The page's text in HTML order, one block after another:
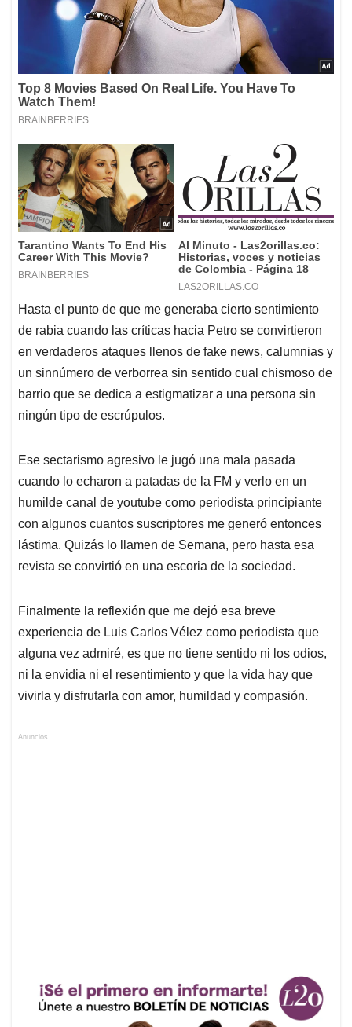
Hasta el punto de que me generaba cierto sentimiento
de rabia cuando las críticas hacia Petro se convirtieron
en verdaderos ataques llenos de fake news, calumnias y
un sinnúmero de verborrea sin sentido cual chismoso de
barrio que se dedica a estigmatizar a una persona sin
ningún tipo de escrúpulos.
Ese sectarismo agresivo le jugó una mala pasada
cuando lo echaron a patadas de la FM y verlo en un
humilde canal de youtube como periodista principiante
con algunos cuantos suscriptores me generó entonces
lástima. Quizás lo llamen de Semana, pero hasta esa
revista se convirtió en una escoria de la sociedad.
Finalmente la reflexión que me dejó esa breve
experiencia de Luis Carlos Vélez como periodista que
alguna vez admiré, es que no tiene sentido ni los odios,
ni la envidia ni el resentimiento y que la vida hay que
vivirla y disfrutarla con amor, humildad y compasión.
Anuncios.